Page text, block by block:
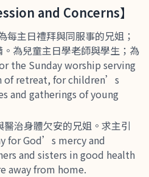
and Concerns】
主日禮拜與同服事的兄姐；
為兒童主日學老師與學生；為
the Sunday worship serving
of retreat, for children’s
and gatherings of young
治身體欠安的兄姐。求主引
for God’s mercy and
and sisters in good health
away from home.